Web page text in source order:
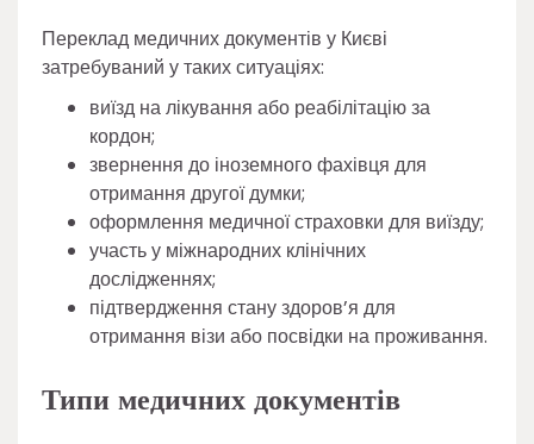
Переклад медичних документів у Києві
затребуваний у таких ситуаціях:
виїзд на лікування або реабілітацію за
кордон;
звернення до іноземного фахівця для
отримання другої думки;
оформлення медичної страховки для виїзду;
участь у міжнародних клінічних
дослідженнях;
підтвердження стану здоров’я для
отримання візи або посвідки на проживання.
Типи медичних документів